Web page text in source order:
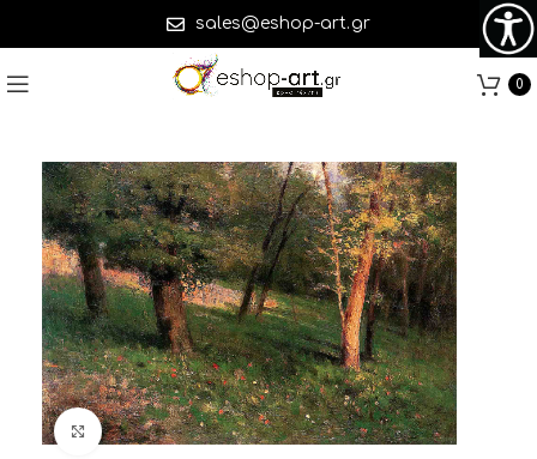
sales@eshop-art.gr
0
Click to enlarge